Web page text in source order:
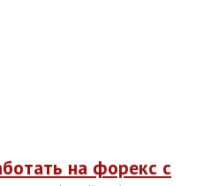
на форекс с